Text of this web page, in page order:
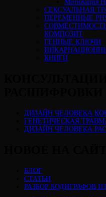
Мотивация
СЕКСУАЛЬНАЯ
ПЕРЕМЕННЫЕ
КОМПОЗИТ
ГЕННЫЕ КЛЮЧИ
КНИГИ
ДИЗАЙН ЧЕЛОВЕКА
ГЕНЕТИЧЕСКАЯ
ДИЗАЙН ЧЕЛОВЕКА
БЛОГ
СТАТЬИ
РАЗБОР БОДИГРАФОВ